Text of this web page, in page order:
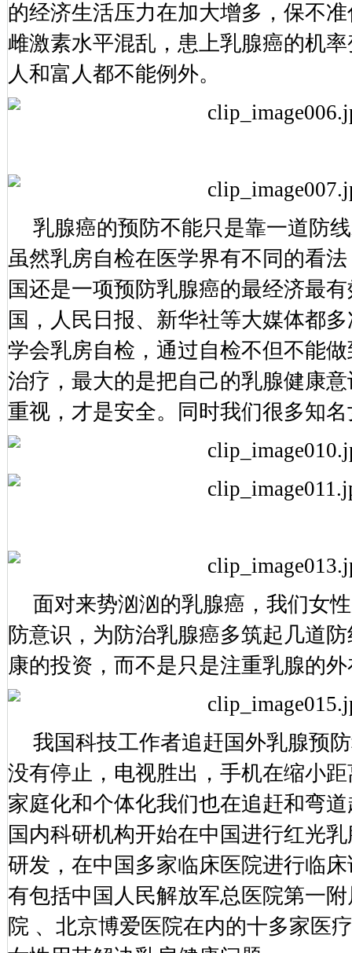
的经济生活压力在加大增多，保不
雌激素水平混乱，患上乳腺癌的机
人和富人都不能例外。
乳腺癌的预防不能只是靠一道防
虽然乳房自检在医学界有不同的看
国还是一项预防乳腺癌的最经济最
国，人民日报、新华社等大媒体都
学会乳房自检，通过自检不但不能
治疗，最大的是把自己的乳腺健康
重视，才是安全。同时我们很多知
面对来势汹汹的乳腺癌，我们女
防意识，为防治乳腺癌多筑起几道
康的投资，而不是只是注重乳腺的
我国科技工作者追赶国外乳腺预
没有停止，电视胜出，手机在缩小
家庭化和个体化我们也在追赶和弯
国内科研机构开始在中国进行红光
研发，在中国多家临床医院进行临
有包括中国人民解放军总医院第一
院 、北京博爱医院在内的十多家医